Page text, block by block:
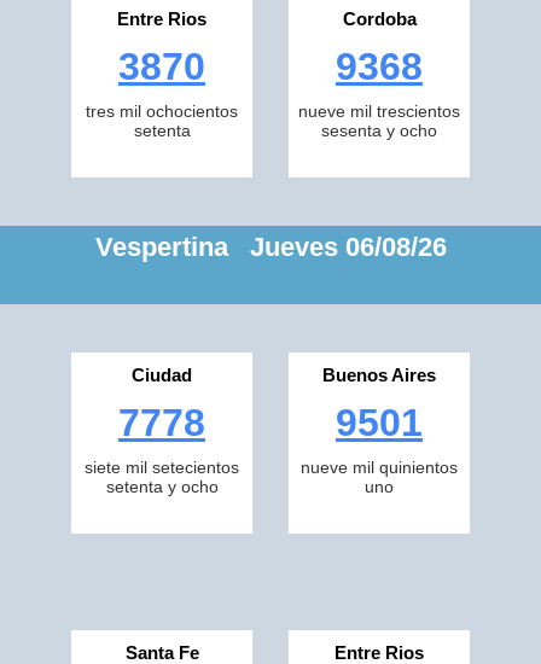
Entre Rios
3870
tres mil ochocientos
setenta
Cordoba
9368
nueve mil trescientos
sesenta y ocho
Vespertina Jueves 06/08/26
Ciudad
7778
siete mil setecientos
setenta y ocho
Buenos Aires
9501
nueve mil quinientos
uno
Santa Fe Entre Rios